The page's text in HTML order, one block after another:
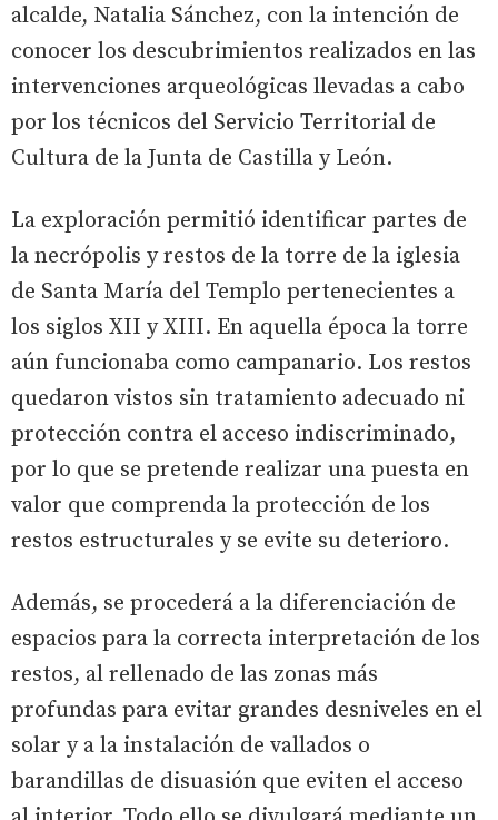
alcalde, Natalia Sánchez, con la intención de
conocer los descubrimientos realizados en las
intervenciones arqueológicas llevadas a cabo
por los técnicos del Servicio Territorial de
Cultura de la Junta de Castilla y León.
La exploración permitió identificar partes de
la necrópolis y restos de la torre de la iglesia
de Santa María del Templo pertenecientes a
los siglos XII y XIII. En aquella época la torre
aún funcionaba como campanario. Los restos
quedaron vistos sin tratamiento adecuado ni
protección contra el acceso indiscriminado,
por lo que se pretende realizar una puesta en
valor que comprenda la protección de los
restos estructurales y se evite su deterioro.
Además, se procederá a la diferenciación de
espacios para la correcta interpretación de los
restos, al rellenado de las zonas más
profundas para evitar grandes desniveles en el
solar y a la instalación de vallados o
barandillas de disuasión que eviten el acceso